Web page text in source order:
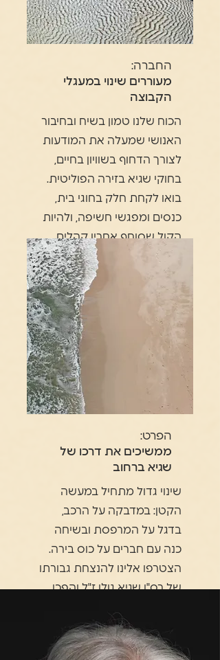
החברה:
מעוררים שינוי במעגלי
הקבוצה
הכוח שלנו טמון בשיח ובחיבור
האנושי שמעלה את המודעות
לצורך הדחוף בשוויון בחיים,
בחוקי שגיא בזירה הפוליטית.
בואו לקחת חלק בחוגי בית,
כנסים ומפגשי חשיפה, ולהיות
הקול שסוחף אחריו קהלים
חדשים.
הפרט:
ממשיכים את דרכו של
שגיא ברחוב
שינוי גדול מתחיל במעשה
הקטן: במדבקה על הרכב,
בדגל על המרפסת ובשיחה
כנה עם חברים על כוס בירה.
הצטרפו אלינו להנצחת גבורתו
של רס"ן שגיא גולן ז"ל והפכו